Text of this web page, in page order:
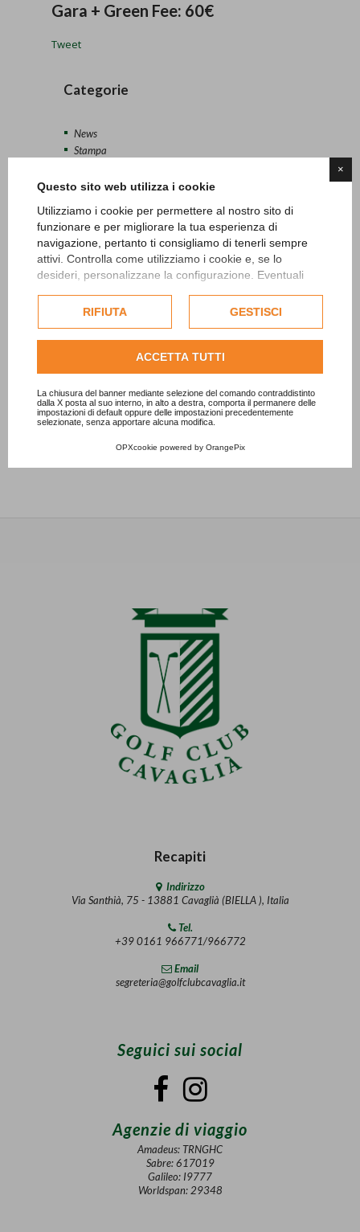
×
Questo sito web utilizza i cookie
Utilizziamo i cookie per permettere al nostro sito di
funzionare e per migliorare la tua esperienza di
navigazione, pertanto ti consigliamo di tenerli sempre
attivi. Controlla come utilizziamo i cookie e, se lo
desideri, personalizzane la configurazione. Eventuali
esclusivamente previa acquisizione del consenso
RIFIUTA GESTISCI
ACCETTA TUTTI
La chiusura del banner mediante selezione del comando contraddistinto
dalla X posta al suo interno, in alto a destra, comporta il permanere delle
impostazioni di default oppure delle impostazioni precedentemente
selezionate, senza apportare alcuna modifica.
OPXcookie powered by OrangePix
Gara + Green Fee: 60€
Tweet
Categorie
News
Stampa
ISCRIVITI ALLA NEWSLETTER
Altri post
Lunedì 20 e martedì 21 aprile carotatura green
13/04/2026 - News
“Ryder SFIDA women vs men”
Recapiti
Indirizzo
Via Santhià, 75 - 13881 Cavaglià (BIELLA ), Italia
Tel.
+39 0161 966771/966772
Email
segreteria@golfclubcavaglia.it
Seguici sui social
Agenzie di viaggio
Amadeus: TRNGHC
Sabre: 617019
Galileo: I9777
Worldspan: 29348